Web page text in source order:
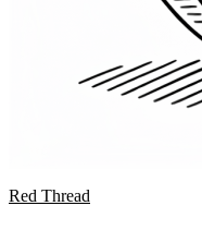
Red Thread